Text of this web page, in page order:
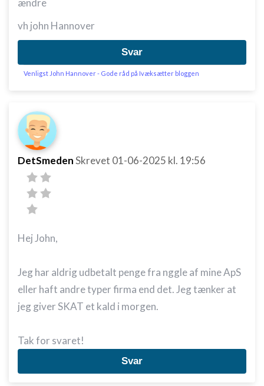
ændre
vh john Hannover
Svar
Venligst John Hannover - Gode råd på Ivæksætter bloggen
DetSmedenSkrevet 01-06-2025 kl. 19:56
Hej John,
Jeg har aldrig udbetalt penge fra nggle af mine ApS
eller haft andre typer firma end det. Jeg tænker at
jeg giver SKAT et kald i morgen.
Tak for svaret!
Svar